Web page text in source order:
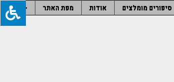
סיפורים מומלצים אודות מפת האתר –